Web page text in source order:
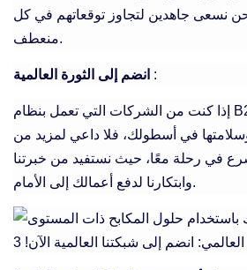
نسعى جاهدين لتجاوز توقعاتهم في كل
منعطف.
:
إذا كنت من الشركات التي تعمل بنظام B2B وتسعى إلى رفع
في أسطولك، فلا داعي لمزيد من
في رحلة معًا، حيث نستفيد من خبرتنا
وابتكارنا لدفع أعمالك إلى الأمام.